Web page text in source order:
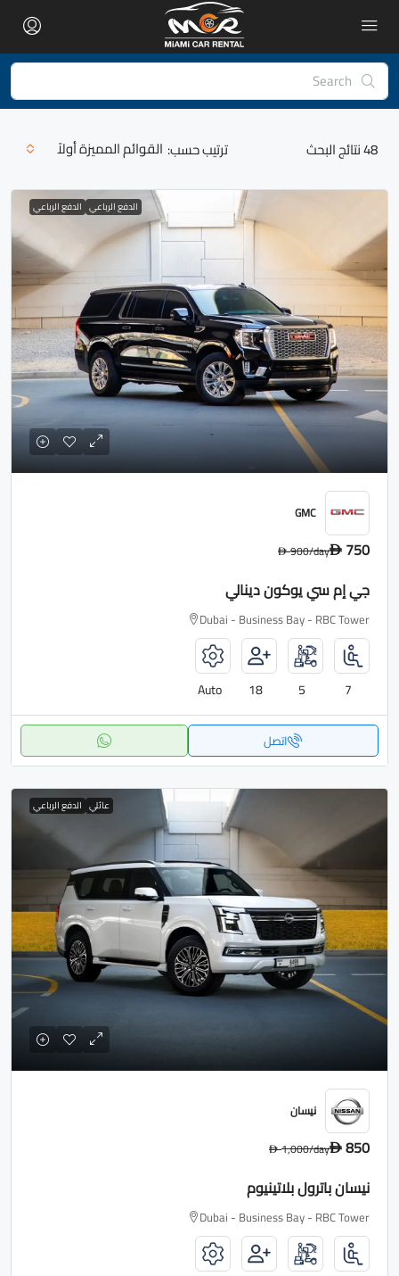
48نتائج البحث ترتيب حسب: القوائم المميزة أولاً
الدفع الرباعي الدفع الرباعي
GMC
D 750
D900/day
جي إم سي يوكون دينالي
Dubai - Business Bay - RBC Tower
7
5
18
Auto
اتصل
عائلي الدفع الرباعي
نيسان
D 850
D1,000/day
نيسان باترول بلاتينيوم
Dubai - Business Bay - RBC Tower